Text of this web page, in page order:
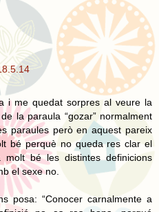
i me quedat sorpres al veure la
la paraula “gozar” normalment
paraules però en aquest pareix
bé perquè no queda res clar el
molt bé les distintes definicions
el sexe no.
posa: “Conocer carnalmente a